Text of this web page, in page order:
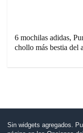
6 mochilas adidas,
chollo más bestia del
Sin widgets agregados.